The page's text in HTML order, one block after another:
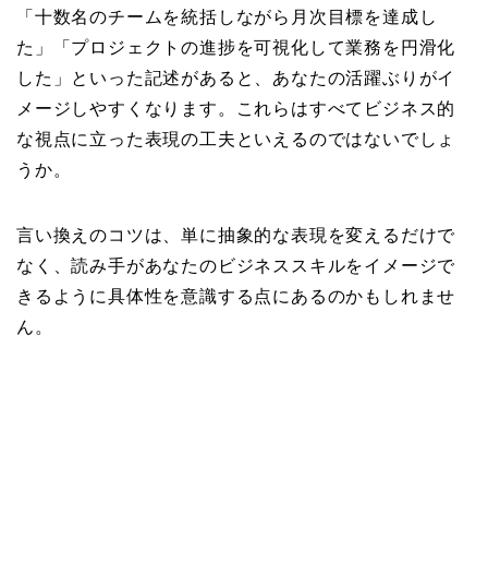
「十数名のチームを統括しながら月次目標を達成し
た」「プロジェクトの進捗を可視化して業務を円滑化
した」といった記述があると、あなたの活躍ぶりがイ
メージしやすくなります。これらはすべてビジネス的
な視点に立った表現の工夫といえるのではないでしょ
うか。
言い換えのコツは、単に抽象的な表現を変えるだけで
なく、読み手があなたのビジネススキルをイメージで
きるように具体性を意識する点にあるのかもしれませ
ん。